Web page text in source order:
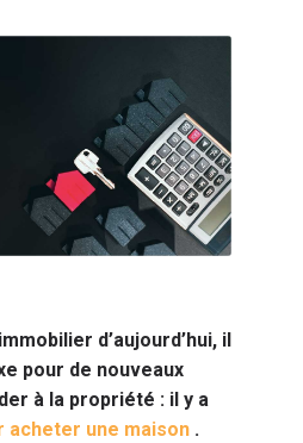
d’aujourd’hui, il
pour de nouveaux
à la propriété : il y a
acheter une maison .